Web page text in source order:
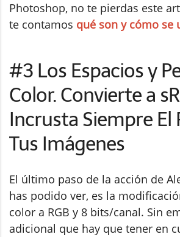
Photoshop, no te pierdas este
te contamos qué son y cómo se
#3 Los Espacios y
Color. Convierte a
Incrusta Siempre El
Tus Imágenes
El último paso de la acción de
has podido ver, es la
color a RGB y 8 bits/canal. Sin
adicional que hay que tener en